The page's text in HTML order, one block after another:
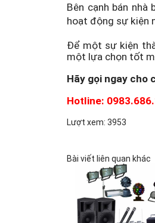
Bên cạnh bán
hoạt động sự kiện
Để một sự kiện
một lựa chọn tốt
Hãy gọi ngay
Hotline:
Lượt xem: 3953
Bài viết liên quan khác